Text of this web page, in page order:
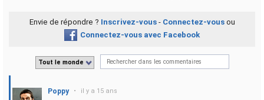
Envie de répondre ? Inscrivez-vous- Connectez-vousou
Connectez-vous avec Facebook
Tout le monde
Poppy • il y a 15 ans